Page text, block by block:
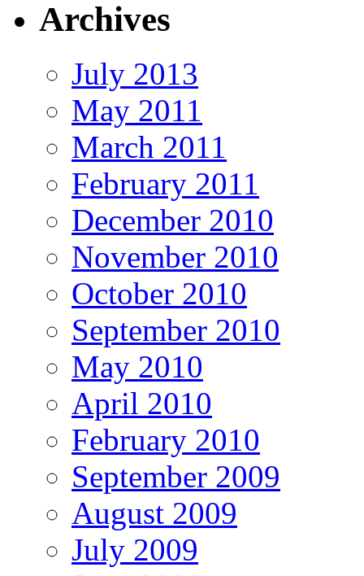
Archives
July 2013
May 2011
March 2011
February 2011
December 2010
November 2010
October 2010
September 2010
May 2010
April 2010
February 2010
September 2009
August 2009
July 2009